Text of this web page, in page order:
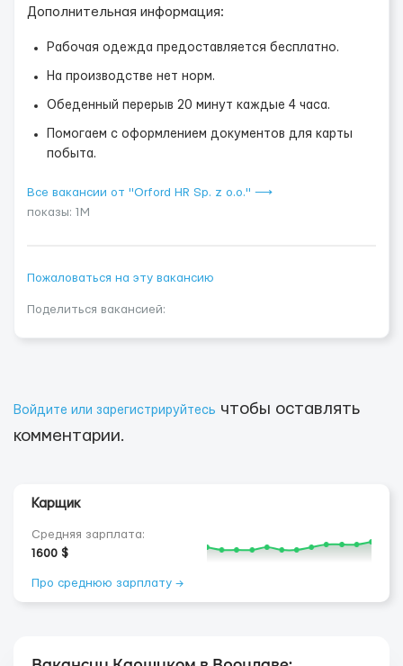
Дополнительная информация:
Рабочая одежда предоставляется бесплатно.
На производстве нет норм.
Обеденный перерыв 20 минут каждые 4 часа.
Помогаем с оформлением документов для карты
побыта.
Все вакансии от "Orford HR Sp. z o.o." ⟶
показы: 1M
Пожаловаться на эту вакансию
Поделиться вакансией:
Войдите или зарегистрируйтесь чтобы оставлять
комментарии.
Карщик
Средняя зарплата:
1600 $
Про среднюю зарплату →